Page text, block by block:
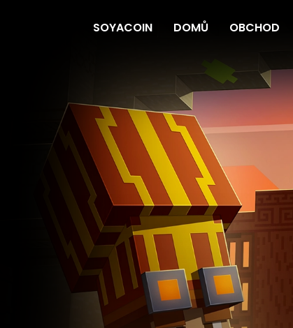
SOYACOIN DOMŮ OBCHOD